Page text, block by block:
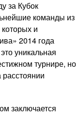
за Кубок
команды из
и
2014 года
уникальная
турнире, но
расстоянии
заключается